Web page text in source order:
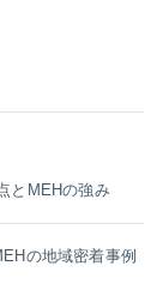
とMEHの強み
の地域密着事例